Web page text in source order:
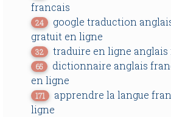
francais
24
google traduction
gratuit en ligne
32 traduire en ligne
65
dictionnaire anglais
en ligne
171
apprendre la langue
ligne